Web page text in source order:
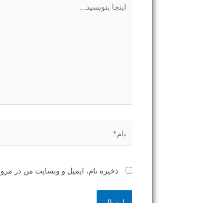
بنویسید…
ذخیره نام، ایمیل و وبسایت من در